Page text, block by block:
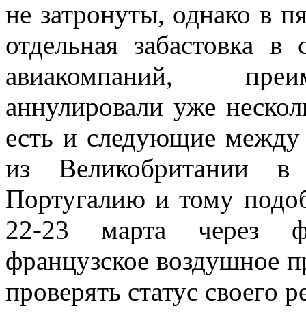
не затронуты, однако в
отдельная забастовка
авиакомпаний,
аннулировали уже
есть и следующие
из Великобритании
Португалию и тому
22-23 марта через
французское воздушное
проверять статус своего